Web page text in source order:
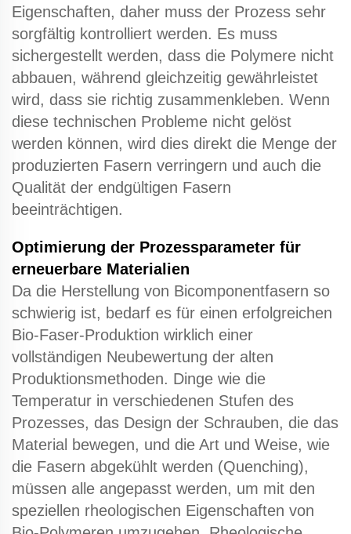
Eigenschaften, daher muss der Prozess sehr
sorgfältig kontrolliert werden. Es muss
sichergestellt werden, dass die Polymere nicht
abbauen, während gleichzeitig gewährleistet
wird, dass sie richtig zusammenkleben. Wenn
diese technischen Probleme nicht gelöst
werden können, wird dies direkt die Menge der
produzierten Fasern verringern und auch die
Qualität der endgültigen Fasern
beeinträchtigen.
Optimierung der Prozessparameter für
erneuerbare Materialien
Da die Herstellung von Bicomponentfasern so
schwierig ist, bedarf es für einen erfolgreichen
Bio-Faser-Produktion wirklich einer
vollständigen Neubewertung der alten
Produktionsmethoden. Dinge wie die
Temperatur in verschiedenen Stufen des
Prozesses, das Design der Schrauben, die das
Material bewegen, und die Art und Weise, wie
die Fasern abgekühlt werden (Quenching),
müssen alle angepasst werden, um mit den
speziellen rheologischen Eigenschaften von